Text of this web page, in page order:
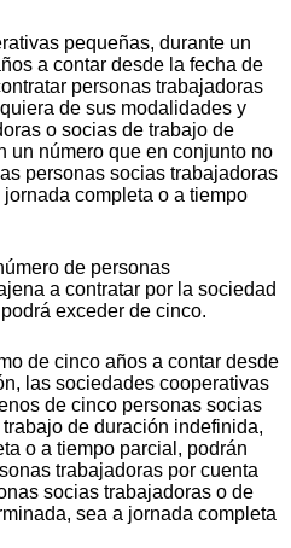
pequeñas, durante un
a contar desde la fecha de
personas trabajadoras
de sus modalidades y
o socias de trabajo de
un número que en conjunto no
personas socias trabajadoras
completa o a tiempo
de personas
a contratar por la sociedad
exceder de cinco.
de cinco años a contar desde
las sociedades cooperativas
de cinco personas socias
de duración indefinida,
o a tiempo parcial, podrán
trabajadoras por cuenta
socias trabajadoras o de
sea a jornada completa